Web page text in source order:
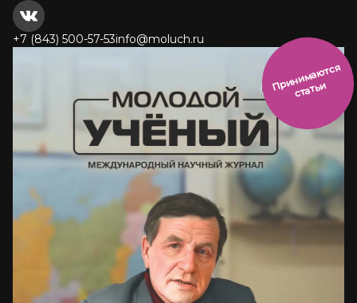
+7 (843) 500-57-53info@moluch.ru
П
р
и
н
и
м
а
ют
с
я
ст
ать
и